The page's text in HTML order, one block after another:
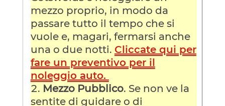
mezzo proprio, in modo da
passare tutto il tempo che si
vuole e, magari, fermarsi anche
una o due notti. Cliccate qui per
fare un preventivo per il
noleggio auto.
Mezzo Pubblico. Se non ve la
sentite di guidare o di